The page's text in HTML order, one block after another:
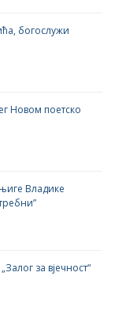
богослужи
Новом поетско
Владике
за вјечност“